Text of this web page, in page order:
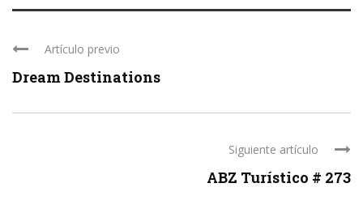
Artículo previo
Dream Destinations
Siguiente artículo
ABZ Turístico # 273